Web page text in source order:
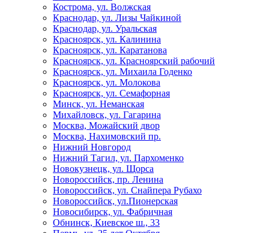
Кострома, ул. Волжская
Краснодар, ул. Лизы Чайкиной
Краснодар, ул. Уральская
Красноярск, ул. Калинина
Красноярск, ул. Каратанова
Красноярск, ул. Красноярский рабочий
Красноярск, ул. Михаила Годенко
Красноярск, ул. Молокова
Красноярск, ул. Семафорная
Минск, ул. Неманская
Михайловск, ул. Гагарина
Москва, Можайский двор
Москва, Нахимовский пр.
Нижний Новгород
Нижний Тагил, ул. Пархоменко
Новокузнецк, ул. Щорса
Новороссийск, пр. Ленина
Новороссийск, ул. Снайпера Рубахо
Новороссийск, ул.Пионерская
Новосибирск, ул. Фабричная
Обнинск, Киевское ш., 33